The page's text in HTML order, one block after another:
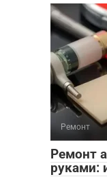
Ремонт
Ремонт
руками: